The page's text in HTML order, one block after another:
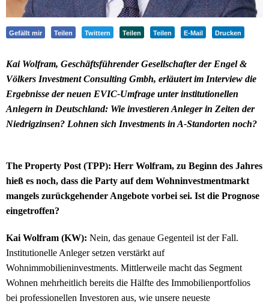
Gefällt mir Teilen Twittern Teilen Teilen E-Mail Drucken
Kai Wolfram, Geschäftsführender Gesellschafter der Engel &
Völkers Investment Consulting Gmbh, erläutert im Interview die
Ergebnisse der neuen EVIC-Umfrage unter institutionellen
Anlegern in Deutschland: Wie investieren Anleger in Zeiten der
Niedrigzinsen? Lohnen sich Investments in A-Standorten noch?
The Property Post (TPP): Herr Wolfram, zu Beginn des Jahres
hieß es noch, dass die Party auf dem Wohninvestmentmarkt
mangels zurückgehender Angebote vorbei sei. Ist die Prognose
eingetroffen?
Kai Wolfram (KW): Nein, das genaue Gegenteil ist der Fall.
Institutionelle Anleger setzen verstärkt auf
Wohnimmobilieninvestments. Mittlerweile macht das Segment
Wohnen mehrheitlich bereits die Hälfte des Immobilienportfolios
bei professionellen Investoren aus, wie unsere neueste